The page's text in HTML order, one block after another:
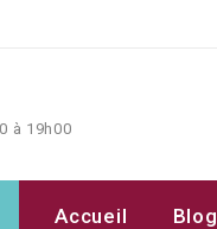
à 19h00
Accueil Blog